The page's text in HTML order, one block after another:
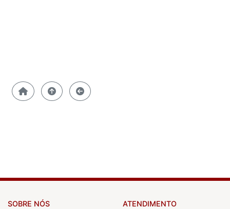
SOBRE NÓS
ATENDIMENTO